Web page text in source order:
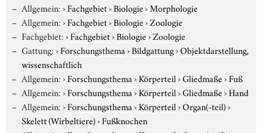
Allgemein:›Fachgebiet›Biologie›Morphologie
Allgemein:›Fachgebiet›Biologie›Zoologie
Fachgebiet:›Fachgebiet›Biologie›Zoologie
Gattung:›Forschungsthema›Bildgattung›Objektdarstellung,
wissenschaftlich
Allgemein:›Forschungsthema›Körperteil›Gliedmaße›Fuß
Allgemein:›Forschungsthema›Körperteil›Gliedmaße›Hand
Allgemein:›Forschungsthema›Körperteil›Organ(-teil)›
Skelett (Wirbeltiere)›Fußknochen